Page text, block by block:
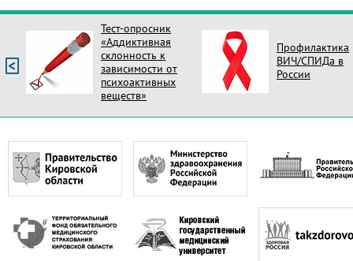
Тест-опросник
«Аддиктивная
склонность к
зависимости от
психоактивных
веществ»
Профилактика
ВИЧ/СПИДа в
России